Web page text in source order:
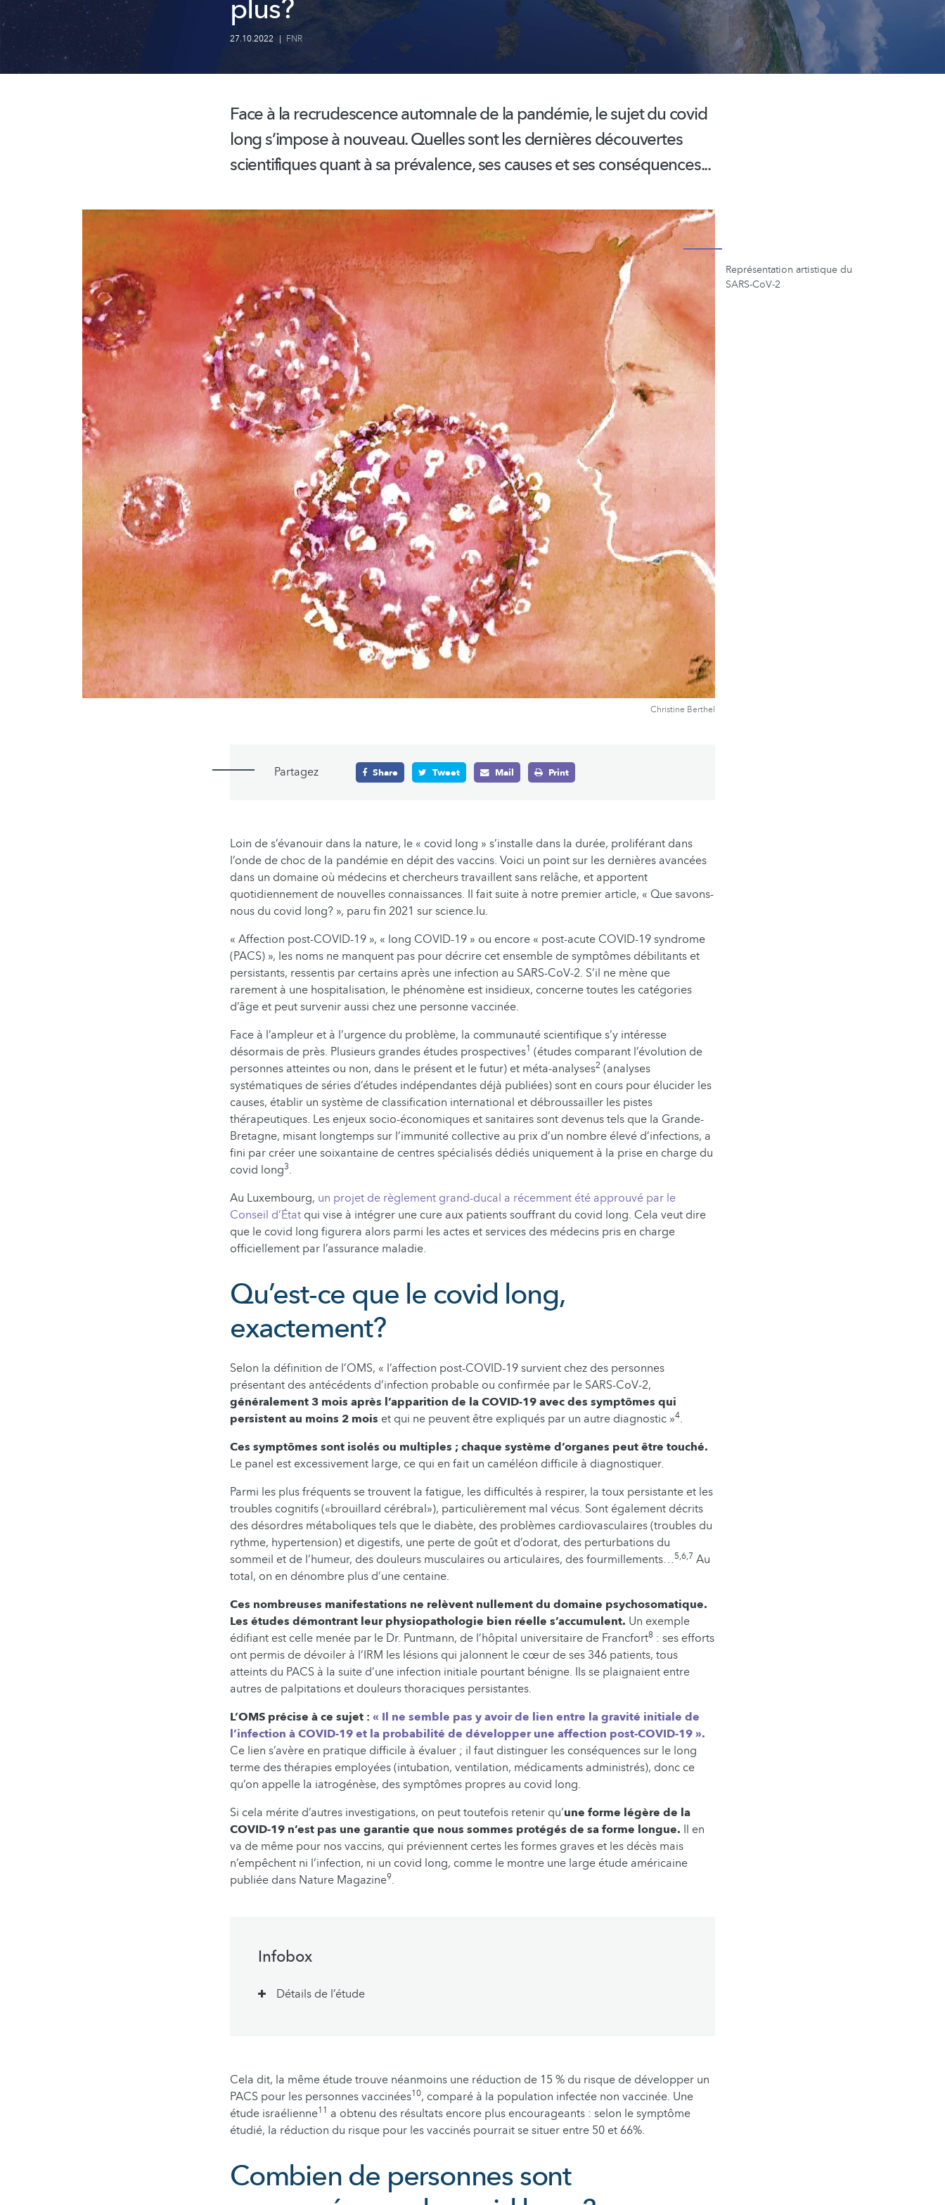
plus?
27.10.2022 | FNR
Face à la recrudescence automnale de la pandémie, le sujet du covid
long s’impose à nouveau. Quelles sont les dernières découvertes
scientifiques quant à sa prévalence, ses causes et ses conséquences...
Christine Berthel
Représentation artistique du
SARS-CoV-2
Partagez Share Tweet Mail Print
Loin de s’évanouir dans la nature, le « covid long » s’installe dans la durée, proliférant dans
l’onde de choc de la pandémie en dépit des vaccins. Voici un point sur les dernières avancées
dans un domaine où médecins et chercheurs travaillent sans relâche, et apportent
quotidiennement de nouvelles connaissances. Il fait suite à notre premier article, « Que savons-
nous du covid long? », paru fin 2021 sur science.lu.
« Affection post-COVID-19 », « long COVID-19 » ou encore « post-acute COVID-19 syndrome
(PACS) », les noms ne manquent pas pour décrire cet ensemble de symptômes débilitants et
persistants, ressentis par certains après une infection au SARS-CoV-2. S’il ne mène que
rarement à une hospitalisation, le phénomène est insidieux, concerne toutes les catégories
d’âge et peut survenir aussi chez une personne vaccinée.
Face à l’ampleur et à l’urgence du problème, la communauté scientifique s’y intéresse
désormais de près. Plusieurs grandes études prospectives1 (études comparant l’évolution de
personnes atteintes ou non, dans le présent et le futur) et méta-analyses2 (analyses
systématiques de séries d’études indépendantes déjà publiées) sont en cours pour élucider les
causes, établir un système de classification international et débroussailler les pistes
thérapeutiques. Les enjeux socio-économiques et sanitaires sont devenus tels que la Grande-
Bretagne, misant longtemps sur l’immunité collective au prix d’un nombre élevé d’infections, a
fini par créer une soixantaine de centres spécialisés dédiés uniquement à la prise en charge du
covid long3.
Au Luxembourg, un projet de règlement grand-ducal a récemment été approuvé par le
Conseil d’État qui vise à intégrer une cure aux patients souffrant du covid long. Cela veut dire
que le covid long figurera alors parmi les actes et services des médecins pris en charge
officiellement par l’assurance maladie.
Qu’est-ce que le covid long,
exactement?
Selon la définition de l’OMS, « l’affection post-COVID-19 survient chez des personnes
présentant des antécédents d’infection probable ou confirmée par le SARS-CoV-2,
généralement 3 mois après l’apparition de la COVID-19 avec des symptômes qui
persistent au moins 2 mois et qui ne peuvent être expliqués par un autre diagnostic »4.
Ces symptômes sont isolés ou multiples ; chaque système d’organes peut être touché.
Le panel est excessivement large, ce qui en fait un caméléon difficile à diagnostiquer.
Parmi les plus fréquents se trouvent la fatigue, les difficultés à respirer, la toux persistante et les
troubles cognitifs («brouillard cérébral»), particulièrement mal vécus. Sont également décrits
des désordres métaboliques tels que le diabète, des problèmes cardiovasculaires (troubles du
rythme, hypertension) et digestifs, une perte de goût et d’odorat, des perturbations du
sommeil et de l’humeur, des douleurs musculaires ou articulaires, des fourmillements…5,6,7 Au
total, on en dénombre plus d’une centaine.
Ces nombreuses manifestations ne relèvent nullement du domaine psychosomatique.
Les études démontrant leur physiopathologie bien réelle s’accumulent. Un exemple
édifiant est celle menée par le Dr. Puntmann, de l’hôpital universitaire de Francfort8 : ses efforts
ont permis de dévoiler à l’IRM les lésions qui jalonnent le cœur de ses 346 patients, tous
atteints du PACS à la suite d’une infection initiale pourtant bénigne. Ils se plaignaient entre
autres de palpitations et douleurs thoraciques persistantes.
L’OMS précise à ce sujet : « Il ne semble pas y avoir de lien entre la gravité initiale de
l’infection à COVID-19 et la probabilité de développer une affection post-COVID-19 ».
Ce lien s’avère en pratique difficile à évaluer ; il faut distinguer les conséquences sur le long
terme des thérapies employées (intubation, ventilation, médicaments administrés), donc ce
qu’on appelle la iatrogénèse, des symptômes propres au covid long.
Si cela mérite d’autres investigations, on peut toutefois retenir qu’une forme légère de la
COVID-19 n’est pas une garantie que nous sommes protégés de sa forme longue. Il en
va de même pour nos vaccins, qui préviennent certes les formes graves et les décès mais
n’empêchent ni l’infection, ni un covid long, comme le montre une large étude américaine
publiée dans Nature Magazine9.
Infobox
Détails de l’étude
Cela dit, la même étude trouve néanmoins une réduction de 15 % du risque de développer un
PACS pour les personnes vaccinées10, comparé à la population infectée non vaccinée. Une
étude israélienne11 a obtenu des résultats encore plus encourageants : selon le symptôme
étudié, la réduction du risque pour les vaccinés pourrait se situer entre 50 et 66%.
Combien de personnes sont